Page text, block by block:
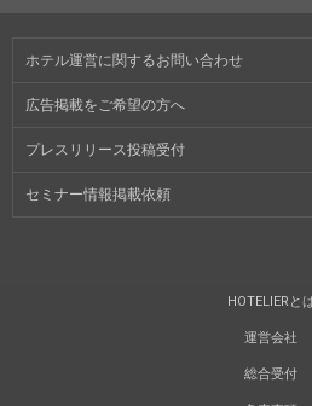
ホテル運営に関するお問い合わせ
広告掲載をご希望の方へ
プレスリリース投稿受付
セミナー情報掲載依頼
HOTELIERと
運営会社
総合受付